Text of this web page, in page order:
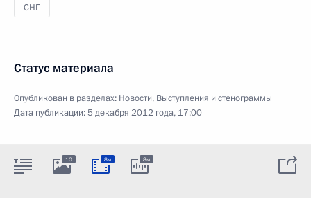
СНГ
Статус материала
Опубликован в разделах: Новости, Выступления и стенограммы
Дата публикации:5 декабря 2012 года, 17:00
10 8м 8м